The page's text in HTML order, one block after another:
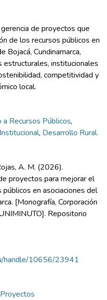
de proyectos que
de los recursos públicos en
Bojacá, Cundinamarca,
institucionales
competitividad y
local.
a Recursos Públicos,
, Desarrollo Rural.
A. M. (2026).
proyectos para mejorar el
en asociaciones del
[Monografía, Corporación
Repositorio
handle/10656/23941